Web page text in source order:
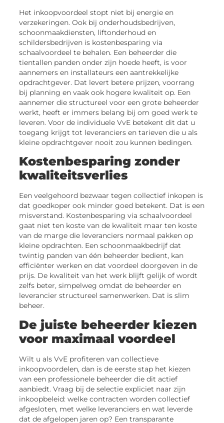
Het inkoopvoordeel stopt niet bij energie en
verzekeringen. Ook bij onderhoudsbedrijven,
schoonmaakdiensten, liftonderhoud en
schildersbedrijven is kostenbesparing via
schaalvoordeel te behalen. Een beheerder die
tientallen panden onder zijn hoede heeft, is voor
aannemers en installateurs een aantrekkelijke
opdrachtgever. Dat levert betere prijzen, voorrang
bij planning en vaak ook hogere kwaliteit op. Een
aannemer die structureel voor een grote beheerder
werkt, heeft er immers belang bij om goed werk te
leveren. Voor de individuele VvE betekent dit dat u
toegang krijgt tot leveranciers en tarieven die u als
kleine opdrachtgever nooit zou kunnen bedingen.
Kostenbesparing zonder
kwaliteitsverlies
Een veelgehoord bezwaar tegen collectief inkopen is
dat goedkoper ook minder goed betekent. Dat is een
misverstand. Kostenbesparing via schaalvoordeel
gaat niet ten koste van de kwaliteit maar ten koste
van de marge die leveranciers normaal pakken op
kleine opdrachten. Een schoonmaakbedrijf dat
twintig panden van één beheerder bedient, kan
efficiënter werken en dat voordeel doorgeven in de
prijs. De kwaliteit van het werk blijft gelijk of wordt
zelfs beter, simpelweg omdat de beheerder en
leverancier structureel samenwerken. Dat is slim
beheer.
De juiste beheerder kiezen
voor maximaal voordeel
Wilt u als VvE profiteren van collectieve
inkoopvoordelen, dan is de eerste stap het kiezen
van een professionele beheerder die dit actief
aanbiedt. Vraag bij de selectie expliciet naar zijn
inkoopbeleid: welke contracten worden collectief
afgesloten, met welke leveranciers en wat leverde
dat de afgelopen jaren op? Een transparante